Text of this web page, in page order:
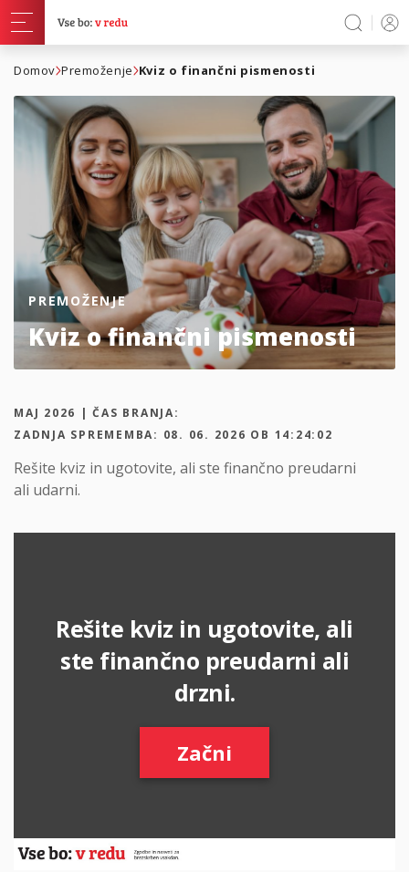
Domov Premoženje Kviz o finančni pismenosti
PREMOŽENJE
Kviz o finančni pismenosti
MAJ 2026 | ČAS BRANJA:
ZADNJA SPREMEMBA: 08. 06. 2026 OB 14:24:02
Rešite kviz in ugotovite, ali ste finančno preudarni
ali udarni.